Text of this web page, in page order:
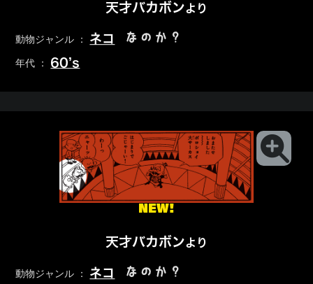
天才バカボンより
動物ジャンル ： ネコ なのか？
年代 ： 60’s
NEW!
天才バカボンより
動物ジャンル ： ネコ なのか？